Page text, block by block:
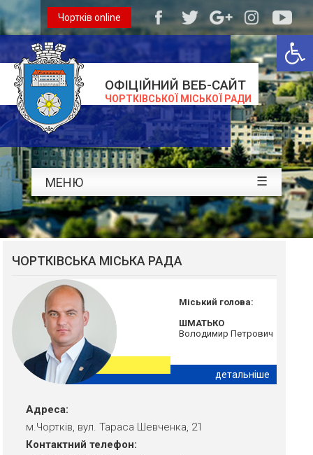
ОФІЦІЙНИЙ ВЕБ-САЙТ
ЧОРТКІВСЬКОЇ МІСЬКОЇ РАДИ
Чортків online
МЕНЮ ☰
ЧОРТКІВСЬКА МІСЬКА РАДА
Міський голова:
ШМАТЬКО
Володимир Петрович
детальніше
Адреса:
м.Чортків, вул. Тараса Шевченка, 21
Контактний телефон: